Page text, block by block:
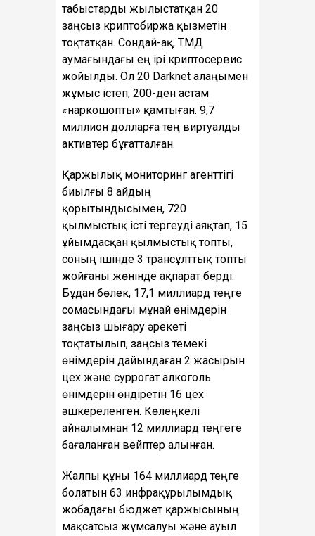
табыстарды жылыстатқан 20
заңсыз криптобиржа қызметін
тоқтатқан. Сондай-ақ, ТМД
аумағындағы ең ірі криптосервис
жойылды. Ол 20 Darknet алаңымен
жұмыс істеп, 200-ден астам
«наркошопты» қамтыған. 9,7
миллион долларға тең виртуалды
активтер бұғатталған.
Қаржылық мониторинг агенттігі
биылғы 8 айдың
қорытындысымен, 720
қылмыстық істі тергеуді аяқтап, 15
ұйымдасқан қылмыстық топты,
соның ішінде 3 трансұлттық топты
жойғаны жөнінде ақпарат берді.
Бұдан бөлек, 17,1 миллиард теңге
сомасындағы мұнай өнімдерін
заңсыз шығару әрекеті
тоқтатылып, заңсыз темекі
өнімдерін дайындаған 2 жасырын
цех және суррогат алкоголь
өнімдерін өндіретін 16 цех
әшкереленген. Көлеңкелі
айналымнан 12 миллиард теңгеге
бағаланған вейптер алынған.
Жалпы құны 164 миллиард теңге
болатын 63 инфрақұрылымдық
жобадағы бюджет қаржысының
мақсатсыз жұмсалуы және ауыл